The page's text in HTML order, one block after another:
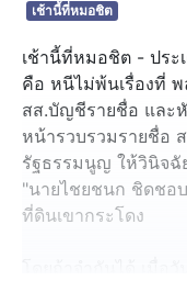
เช้านี้ที่หมอชิต
เช้านี้ที่หมอชิต - ประ
คือ หนีไม่พ้นเรื่องที่ พ
สส.บัญชีรายชื่อ และ
หน้ารวบรวมรายชื่อ
รัฐธรรมนูญ ให้วินิจ
"นายไชยชนก ชิดชอ
ที่ดินเขากระโดง
สุทธ์ ให้สัมภาษณ์ต่อ